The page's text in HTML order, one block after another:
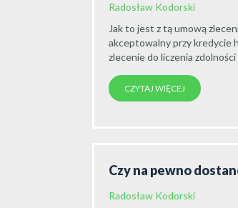
Radosław Kodorski
Jak to jest z tą umową
akceptowalny przy kredycie
zlecenie do liczenia
CZYTAJ WIĘCEJ
Czy na pewno
Radosław Kodorski